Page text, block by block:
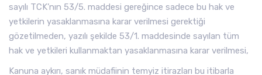
sayılı TCK’nın 53/5. maddesi gereğince sadece bu hak ve
yetkilerin yasaklanmasına karar verilmesi gerektiği
gözetilmeden, yazılı şekilde 53/1. maddesinde sayılan tüm
hak ve yetkileri kullanmaktan yasaklanmasına karar verilmesi,
Kanuna aykırı, sanık müdafiinin temyiz itirazları bu itibarla